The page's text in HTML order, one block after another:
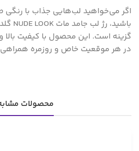
اگر می‌خواهید لب‌هایی جذاب با رنگی
گزینه است. این محصول با کیفیت بالا
در هر موقعیت خاص و روزمره
محصولات